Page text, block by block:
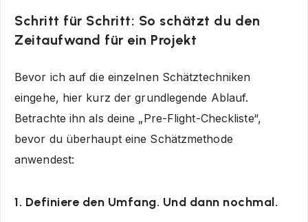
Schritt für Schritt: So schätzt du den
Zeitaufwand für ein Projekt
Bevor ich auf die einzelnen Schätztechniken
eingehe, hier kurz der grundlegende Ablauf.
Betrachte ihn als deine „Pre-Flight-Checkliste“,
bevor du überhaupt eine Schätzmethode
anwendest:
1. Definiere den Umfang. Und dann nochmal.